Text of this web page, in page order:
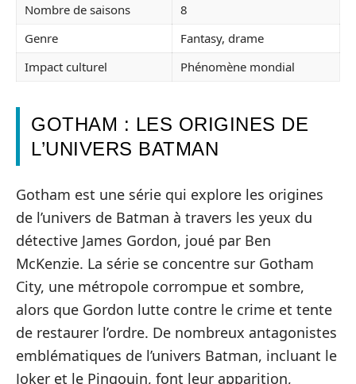
Nombre de saisons
8
Genre
Fantasy, drame
Impact culturel
Phénomène mondial
GOTHAM : LES ORIGINES DE
L’UNIVERS BATMAN
Gotham est une série qui explore les origines
de l’univers de Batman à travers les yeux du
détective James Gordon, joué par Ben
McKenzie. La série se concentre sur Gotham
City, une métropole corrompue et sombre,
alors que Gordon lutte contre le crime et tente
de restaurer l’ordre. De nombreux antagonistes
emblématiques de l’univers Batman, incluant le
Joker et le Pingouin, font leur apparition,